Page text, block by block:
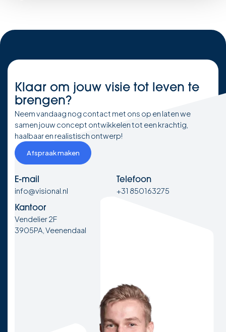
Klaar om jouw visie tot leven te
brengen?
Neem vandaag nog contact met ons op en laten we
samen jouw concept ontwikkelen tot een krachtig,
haalbaar en realistisch ontwerp!
Afspraak maken
E-mail
info@visional.nl
Telefoon
+31 850163275
Kantoor
Vendelier 2F
3905PA, Veenendaal